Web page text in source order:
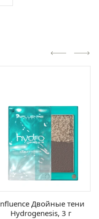
Двойные тени
Hydrogenesis, 3 г